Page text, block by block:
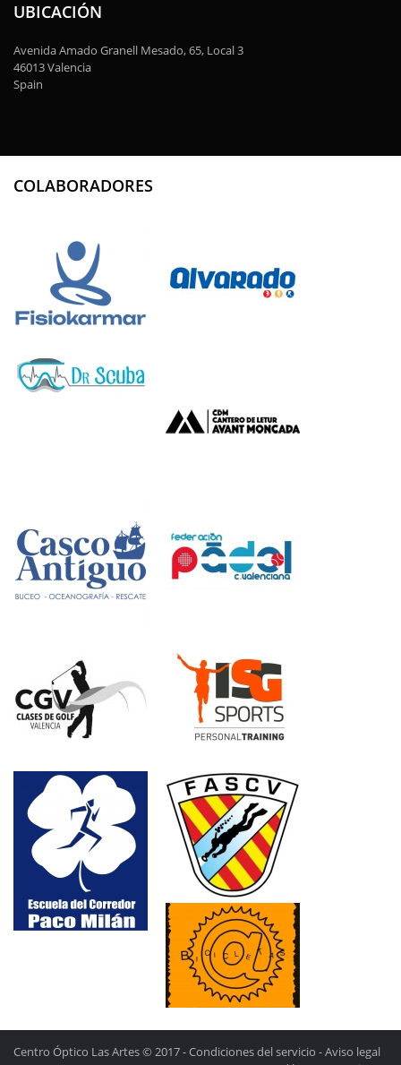
UBICACIÓN
Avenida Amado Granell Mesado, 65, Local 3
46013 Valencia
Spain
COLABORADORES
Centro Óptico Las Artes © 2017 -Condiciones del servicio -Aviso legal